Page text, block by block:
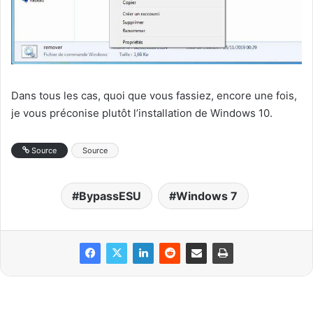
Dans tous les cas, quoi que vous fassiez, encore une fois,
je vous préconise plutôt l’installation de Windows 10.
Source Source
BypassESU Windows 7